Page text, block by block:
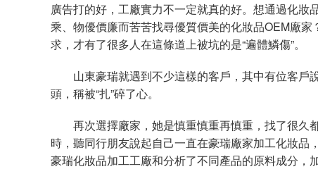
廣告打的好，工廠實力不一定就真的好。想通過化
乘、物優價廉而苦苦找尋優質價美的化妝品OEM廠
求，才有了很多人在這條道上被坑的是“遍體鱗傷”。
山東豪瑞就遇到不少這樣的客戶，其中有位客戶
頭，稱被“扎”碎了心。
再次選擇廠家，她是慎重慎重再慎重，找了很久
時，聽同行朋友說起自己一直在豪瑞廠家加工化妝
豪瑞化妝品加工工廠和分析了不同產品的原料成分